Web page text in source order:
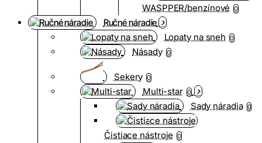
WASPPER/benzínové 0
Ručné náradie
Lopaty na sneh 0
Násady 0
Sekery 0
Multi-star 0
Sady náradia 0
Čistiace nástroje 0